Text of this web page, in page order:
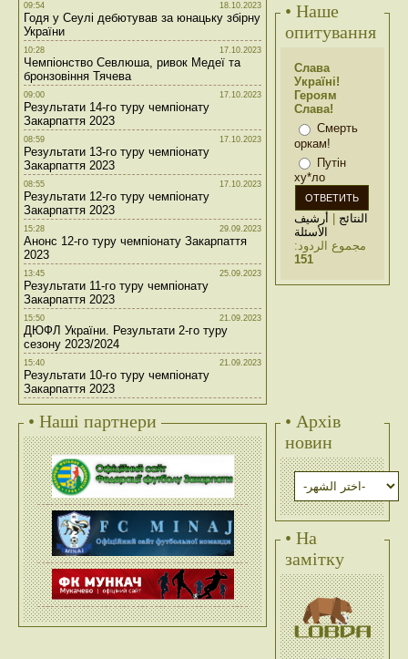
09:54 18.10.2023
Годя у Сеулі дебютував за юнацьку збірну
України
10:28 17.10.2023
Чемпіонство Севлюша, ривок Медеї та
бронзовіння Тячева
09:00 17.10.2023
Результати 14-го туру чемпіонату
Закарпаття 2023
08:59 17.10.2023
Результати 13-го туру чемпіонату
Закарпаття 2023
08:55 17.10.2023
Результати 12-го туру чемпіонату
Закарпаття 2023
15:28 29.09.2023
Анонс 12-го туру чемпіонату Закарпаття
2023
13:45 25.09.2023
Результати 11-го туру чемпіонату
Закарпаття 2023
15:50 21.09.2023
ДЮФЛ України. Результати 2-го туру
сезону 2023/2024
15:40 21.09.2023
Результати 10-го туру чемпіонату
Закарпаття 2023
• Наше
опитування
Слава
Україні!
Героям
Слава!
Смерть
оркам!
Путін
ху*ло
النتائج | أرشيف
الأسئلة
مجموع الردود:
151
• Наші партнери
• Архів
новин
• На
замітку